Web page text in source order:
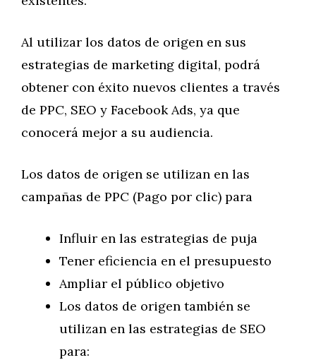
Al utilizar los datos de origen en sus
estrategias de marketing digital, podrá
obtener con éxito nuevos clientes a través
de PPC, SEO y Facebook Ads, ya que
conocerá mejor a su audiencia.
Los datos de origen se utilizan en las
campañas de PPC (Pago por clic) para
Influir en las estrategias de puja
Tener eficiencia en el presupuesto
Ampliar el público objetivo
Los datos de origen también se
utilizan en las estrategias de SEO
para: